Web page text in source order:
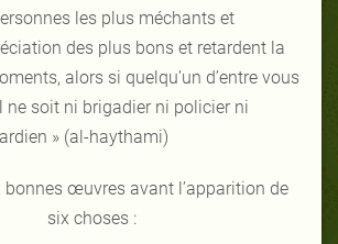
les plus méchants et
des plus bons et retardent la
alors si quelqu’un d’entre vous
ne soit ni brigadier ni policier ni
» (al-haythami)
bonnes œuvres avant l’apparition de
six choses :